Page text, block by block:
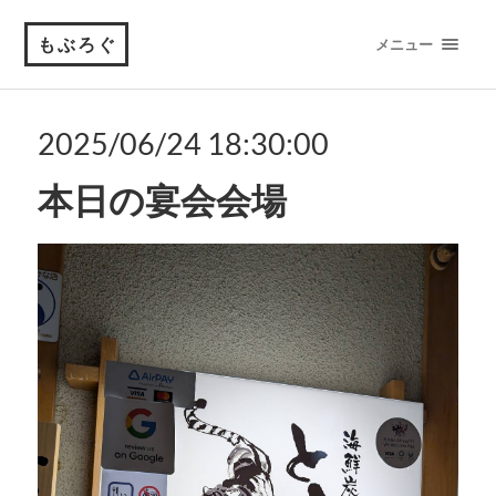
もぶろぐ メニュー
2025/06/24 18:30:00
本日の宴会会場